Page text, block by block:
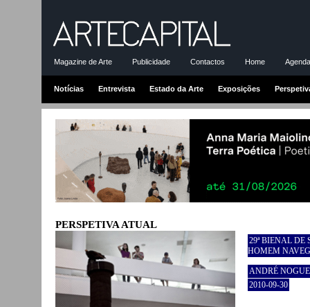
Magazine de Arte Publicidade Contactos Home
Notícias Entrevista Estado da Arte Exposições
PERSPETIVA ATUAL
29ª BIENAL DE
HOMEM
ANDRÉ
2010-09-30